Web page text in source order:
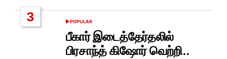
3
POSTED
IN
POPULAR
பீகார் இடைத்தேர்தலில்
பிரசாந்த் கிஷோர் வெற்றி..